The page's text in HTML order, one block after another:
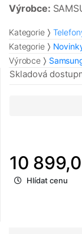
Výrobce:
Kategorie
Kategorie
Výrobce
Skladová
10
Hlídat cenu